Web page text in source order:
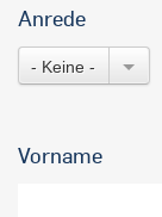
Anrede
- Keine -
Vorname